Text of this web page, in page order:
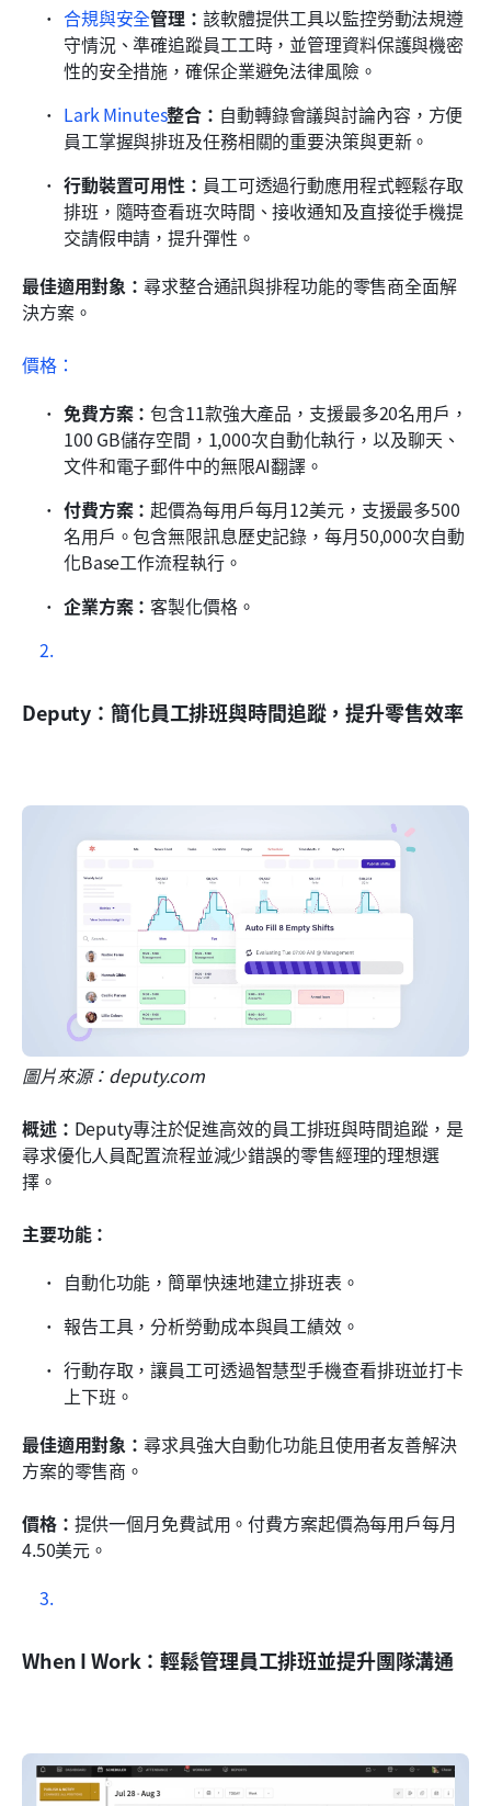
合規與安全管理： 該軟體提供工具以監控勞動法規遵
守情況、準確追蹤員工工時，並管理資料保護與機密
性的安全措施，確保企業避免法律風險。
Lark Minutes整合： 自動轉錄會議與討論內容，方便
員工掌握與排班及任務相關的重要決策與更新。
行動裝置可用性： 員工可透過行動應用程式輕鬆存取
排班，隨時查看班次時間、接收通知及直接從手機提
交請假申請，提升彈性。
最佳適用對象：尋求整合通訊與排程功能的零售商全面解
決方案。
價格：
免費方案：包含11款強大產品，支援最多20名用戶，
100 GB儲存空間，1,000次自動化執行，以及聊天、
文件和電子郵件中的無限AI翻譯。
付費方案：起價為每用戶每月12美元，支援最多500
名用戶。包含無限訊息歷史記錄，每月50,000次自動
化Base工作流程執行。
企業方案：客製化價格。
Deputy：簡化員工排班與時間追蹤，提升零售效率
圖片來源：deputy.com
概述： Deputy專注於促進高效的員工排班與時間追蹤，是
尋求優化人員配置流程並減少錯誤的零售經理的理想選
擇。
主要功能：
自動化功能，簡單快速地建立排班表。
報告工具，分析勞動成本與員工績效。
行動存取，讓員工可透過智慧型手機查看排班並打卡
上下班。
最佳適用對象：尋求具強大自動化功能且使用者友善解決
方案的零售商。
價格： 提供一個月免費試用。付費方案起價為每用戶每月
4.50美元。
When I Work：輕鬆管理員工排班並提升團隊溝通